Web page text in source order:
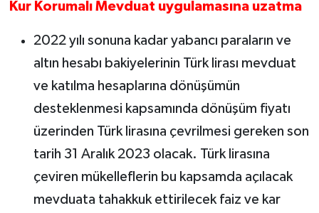
Kur Korumalı Mevduat uygulamasına uzatma
2022 yılı sonuna kadar yabancı paraların ve
altın hesabı bakiyelerinin Türk lirası mevduat
ve katılma hesaplarına dönüşümün
desteklenmesi kapsamında dönüşüm fiyatı
üzerinden Türk lirasına çevrilmesi gereken son
tarih 31 Aralık 2023 olacak. Türk lirasına
çeviren mükelleflerin bu kapsamda açılacak
mevduata tahakkuk ettirilecek faiz ve kar